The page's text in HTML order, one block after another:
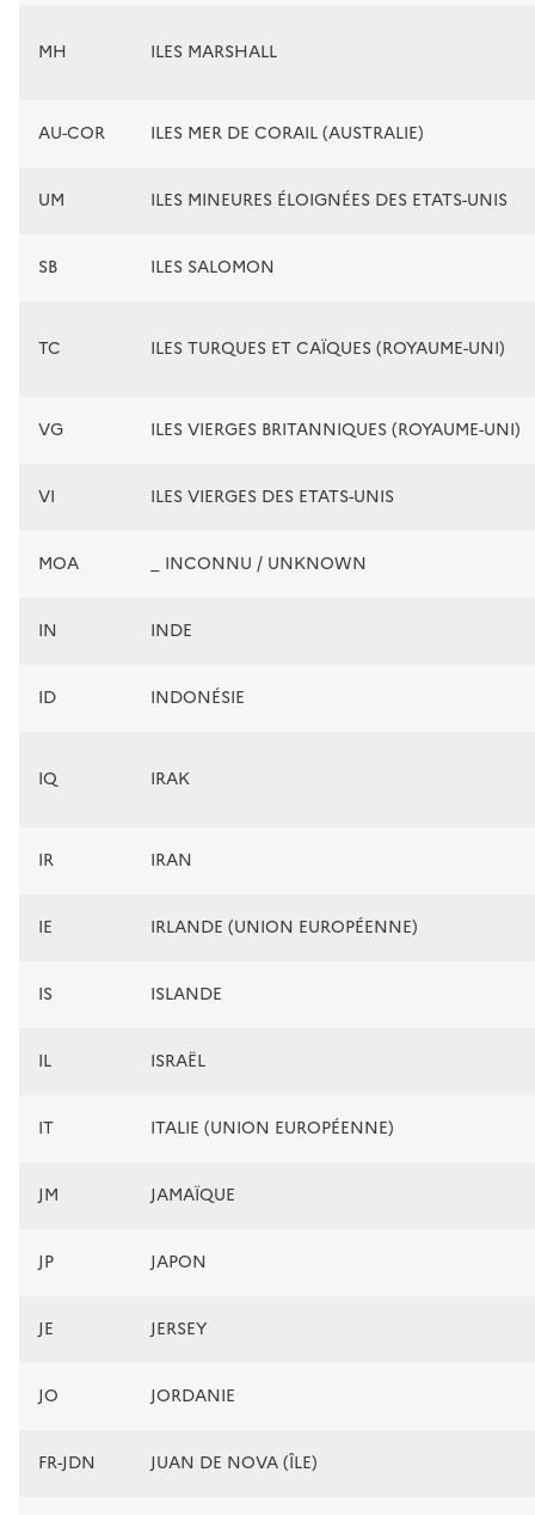
MH ILES MARSHALL
AU-COR ILES MER DE CORAIL (AUSTRALIE)
UM ILES MINEURES ÉLOIGNÉES DES ETATS-UNIS
SB ILES SALOMON
TC ILES TURQUES ET CAÏQUES (ROYAUME-UNI)
VG ILES VIERGES BRITANNIQUES (ROYAUME-UNI)
VI ILES VIERGES DES ETATS-UNIS
MOA _ INCONNU / UNKNOWN
IN INDE
ID INDONÉSIE
IQ IRAK
IR IRAN
IE IRLANDE (UNION EUROPÉENNE)
IS ISLANDE
IL ISRAËL
IT ITALIE (UNION EUROPÉENNE)
JM JAMAÏQUE
JP JAPON
JE JERSEY
JO JORDANIE
FR-JDN JUAN DE NOVA (ÎLE)